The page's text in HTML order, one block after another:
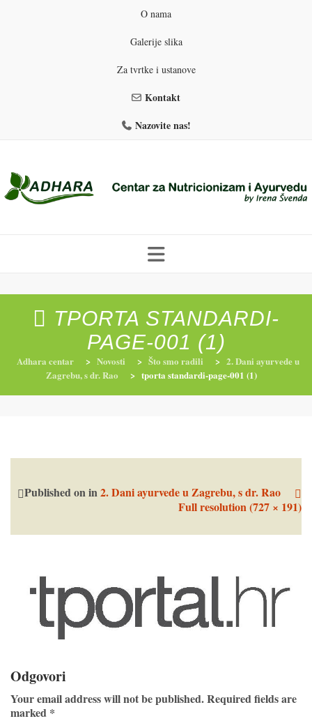
O nama
Galerije slika
Za tvrtke i ustanove
Kontakt
Nazovite nas!
to
RADIONICE NUTRI-ORDINACIJA TRETMANI
TPORTA STANDARDI-
PAGE-001 (1)
Adhara centar > Novosti > Što smo radili > 2. Dani ayurvede u
Zagrebu, s dr. Rao
> tporta standardi-page-001 (1)
Published onin2. Dani ayurvede u Zagrebu, s dr. Rao
Full resolution (727 × 191)
Odgovori
Your email address will not be published. Required fields are
marked *